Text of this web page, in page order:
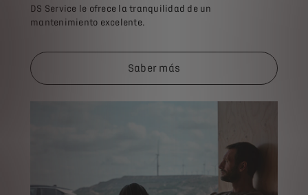
DS Service le ofrece la tranquilidad de un
mantenimiento excelente.
Saber más